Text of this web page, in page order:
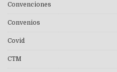
Convenciones
Convenios
Covid
CTM